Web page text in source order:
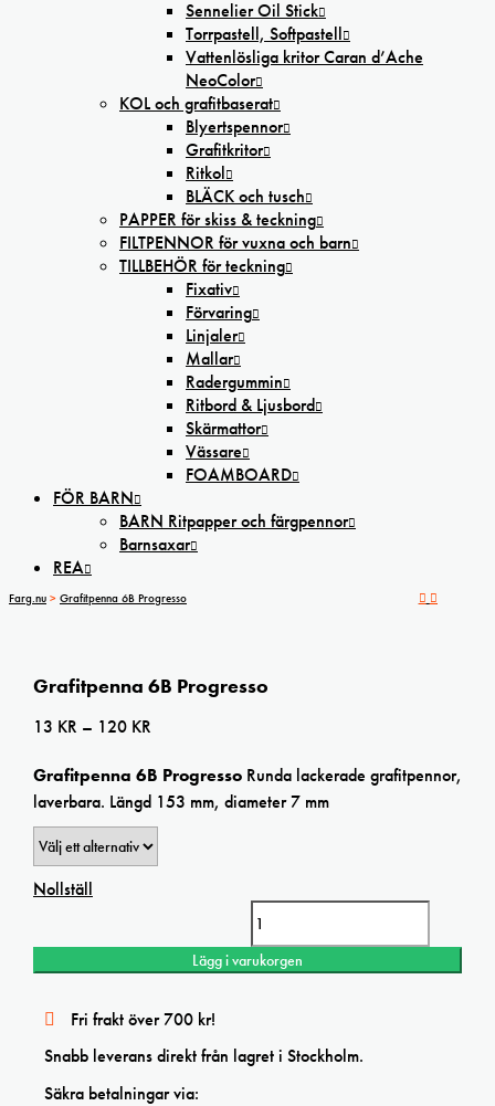
Sennelier Oil Stick
Torrpastell, Softpastell
Vattenlösliga kritor Caran d’Ache
NeoColor
KOL och grafitbaserat
Blyertspennor
Grafitkritor
Ritkol
BLÄCK och tusch
PAPPER för skiss & teckning
FILTPENNOR för vuxna och barn
TILLBEHÖR för teckning
Fixativ
Förvaring
Linjaler
Mallar
Radergummin
Ritbord & Ljusbord
Skärmattor
Vässare
FOAMBOARD
FÖR BARN
BARN Ritpapper och färgpennor
Barnsaxar
REA
Farg.nu > Grafitpenna 6B Progresso
Grafitpenna 6B Progresso
13 KR – 120 KR
till
120 kr
Grafitpenna 6B Progresso Runda lackerade grafitpennor,
laverbara. Längd 153 mm, diameter 7 mm
Nollställ
Lägg i varukorgen
Fri frakt över 700 kr!
Snabb leverans direkt från lagret i Stockholm.
Säkra betalningar via: